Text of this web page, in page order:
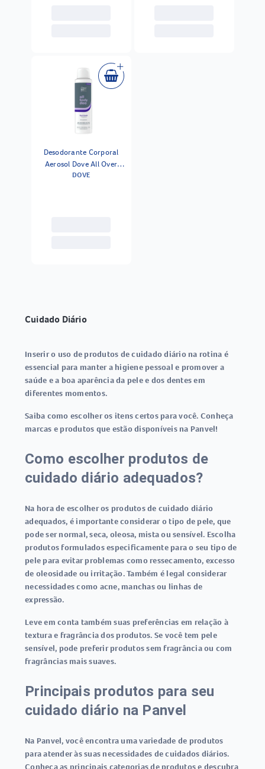
Desodorante Corporal
Aerosol Dove All Over
Body Men Fig Suede 150ml
DOVE
Cuidado Diário
Inserir o uso de produtos de cuidado diário na rotina é
essencial para manter a higiene pessoal e promover a
saúde e a boa aparência da pele e dos dentes em
diferentes momentos.
Saiba como escolher os itens certos para você. Conheça
marcas e produtos que estão disponíveis na Panvel!
Como escolher produtos de
cuidado diário adequados?
Na hora de escolher os produtos de cuidado diário
adequados, é importante considerar o tipo de pele, que
pode ser normal, seca, oleosa, mista ou sensível. Escolha
produtos formulados especificamente para o seu tipo de
pele para evitar problemas como ressecamento, excesso
de oleosidade ou irritação. Também é legal considerar
necessidades como acne, manchas ou linhas de
expressão.
Leve em conta também suas preferências em relação à
textura e fragrância dos produtos. Se você tem pele
sensível, pode preferir produtos sem fragrância ou com
fragrâncias mais suaves.
Principais produtos para seu
cuidado diário na Panvel
Na Panvel, você encontra uma variedade de produtos
para atender às suas necessidades de cuidados diários.
Conheça as principais categorias de produtos e descubra